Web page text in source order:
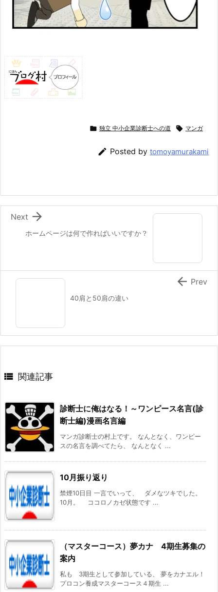
 独立 中小企業診断士への道  マンガ
 Posted by tomoyamurakami
ホームページは何で作ればいいですか？

Next
40肩と50肩の違い
 Prev
 関連記事
診断士に俺はなる！～ワンピース名言(診
断士編)漫画名言編
マンガ診断士の村上です。 なんとなく、ワンピー
スの名言を調べてたら、 なんとなく ...
10月振り返り
禁煙10日目 一言でいって、 ダメなツキでした。
10月。 ココロノカゼ状態です ...
（マスターコース）夢カナ 4期生募集の
案内
私も 3期生として参加している、 夢をカナエル！
プロコン養成マスターコース４期生 ...